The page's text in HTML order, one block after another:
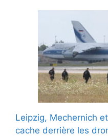
Leipzig, Mechernich
cache derrière les